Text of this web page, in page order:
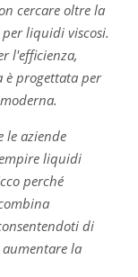
cercare oltre la
liquidi viscosi.
l'efficienza,
è progettata per
le aziende
liquidi
perché
di
la